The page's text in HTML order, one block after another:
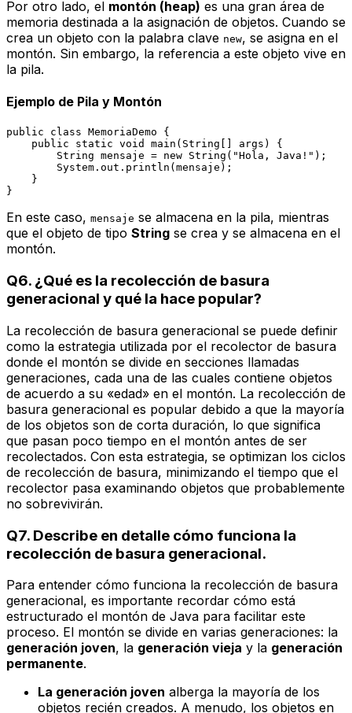
Por otro lado, el montón (heap) es una gran área de
memoria destinada a la asignación de objetos. Cuando se
crea un objeto con la palabra clave new, se asigna en el
montón. Sin embargo, la referencia a este objeto vive en
la pila.
Ejemplo de Pila y Montón
public class MemoriaDemo {
public
static void main (String[] args)
{
String mensaje = new String ( "Hola, Java!" );
        System.out.println(mensaje);
    }
En este caso, mensaje se almacena en la pila, mientras
que el objeto de tipo String se crea y se almacena en el
montón.
Q6. ¿Qué es la recolección de basura
generacional y qué la hace popular?
La recolección de basura generacional se puede definir
como la estrategia utilizada por el recolector de basura
donde el montón se divide en secciones llamadas
generaciones, cada una de las cuales contiene objetos
de acuerdo a su «edad» en el montón. La recolección de
basura generacional es popular debido a que la mayoría
de los objetos son de corta duración, lo que significa
que pasan poco tiempo en el montón antes de ser
recolectados. Con esta estrategia, se optimizan los ciclos
de recolección de basura, minimizando el tiempo que el
recolector pasa examinando objetos que probablemente
no sobrevivirán.
Q7. Describe en detalle cómo funciona la
recolección de basura generacional.
Para entender cómo funciona la recolección de basura
generacional, es importante recordar cómo está
estructurado el montón de Java para facilitar este
proceso. El montón se divide en varias generaciones: la
generación joven, la generación vieja y la generación
permanente.
La generación joven alberga la mayoría de los
objetos recién creados. A menudo, los objetos en